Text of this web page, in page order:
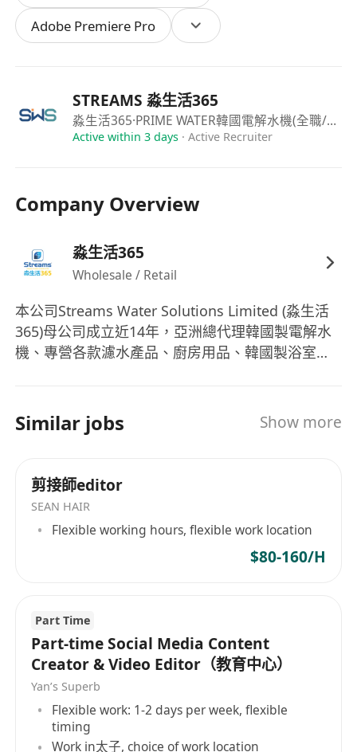
1. 必要條件
樂與字幕搭配，了解不同平台的影片規格（如直橫
式、時長限制）
+ 後製剪接等
· 能獨立與客戶溝通：包括理解需求、解釋 AI 成品
限制、管理修改次數
· 提交作品集：須包含至少 2 條你主導完成的 AI 宣
傳片（可為練習或實際案例）
· 曾為中小企或個人客戶製作宣傳影片
· 懂基礎英語或普通話，以便服務海外客戶
· 可提供「套餐式報價」（例如：30秒 TikTok 影片
3. 工作特質
· 守時、擅長遠端協作
· 能快速產出多版本測試素材
Adobe Premiere Pro
STREAMS 淼生活365
淼生活365·PRIME WATER韓國電解水機(全職/兼職/加盟)推廣主任
Active within 3 days· Active Recruiter
Company Overview
淼生活365
Wholesale / Retail
本公司Streams Water Solutions Limited (淼生活
365)母公司成立近14年，亞洲總代理韓國製電解水
機、專營各款濾水產品、廚房用品、韓國製浴室用
Water Solutions Limited (淼生活365)成立以來，我
們的目標從來沒有改變 － 帶給每個家庭及顧客飲用
最好的品質給我們的顧客。我們最希望能令你及家
人明白預防醫學知識的重要性，如每日透過飲用電
令您們有真正的健康及快樂，達至真正miracle of
Similar jobs Show more
剪接師editor
SEAN HAIR
Flexible working hours, flexible work location
$80-160/H
Part Time
Part-time Social Media Content
Creator & Video Editor（教育中心）
Yan’s Superb
Flexible work: 1-2 days per week, flexible
timing
Work in太子, choice of work location